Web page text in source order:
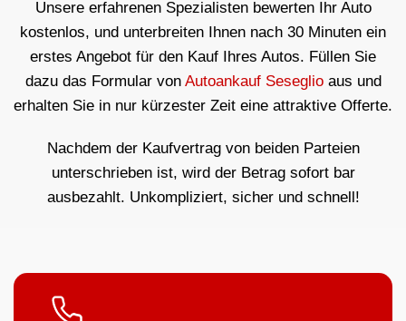
Unsere erfahrenen Spezialisten bewerten Ihr Auto
kostenlos, und unterbreiten Ihnen nach 30 Minuten ein
erstes Angebot für den Kauf Ihres Autos. Füllen Sie
dazu das Formular von Autoankauf Seseglioaus und
erhalten Sie in nur kürzester Zeit eine attraktive Offerte.
Nachdem der Kaufvertrag von beiden Parteien
unterschrieben ist, wird der Betrag sofort bar
ausbezahlt. Unkompliziert, sicher und schnell!